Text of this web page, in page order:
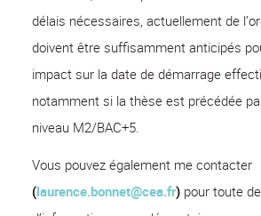
délais nécessaires, actuellement de
doivent être suffisamment anticipés
impact sur la date de démarrage
notamment si la thèse est précédée
niveau M2/BAC+5.
Vous pouvez également me contacter
(laurence.bonnet@cea.fr) pour toute